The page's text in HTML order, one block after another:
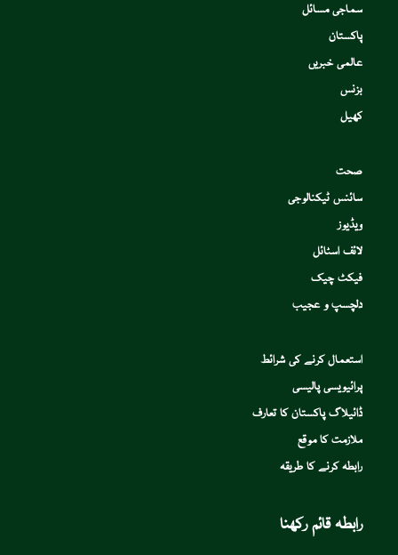
سماجی مسائل
پاکستان
عالمی خبریں
بزنس
کھیل
صحت
سائنس ٹیکنالوجی
ویڈیوز
لائف اسٹائل
فیکٹ چیک
دلچسپ و عجیب
استعمال کرنے کی شرائط
پرائیویسی پالیسی
ڈائیلاگ پاکستان کا تعارف
ملازمت کا موقع
رابطہ کرنے کا طریقہ
رابطہ قائم رکھنا